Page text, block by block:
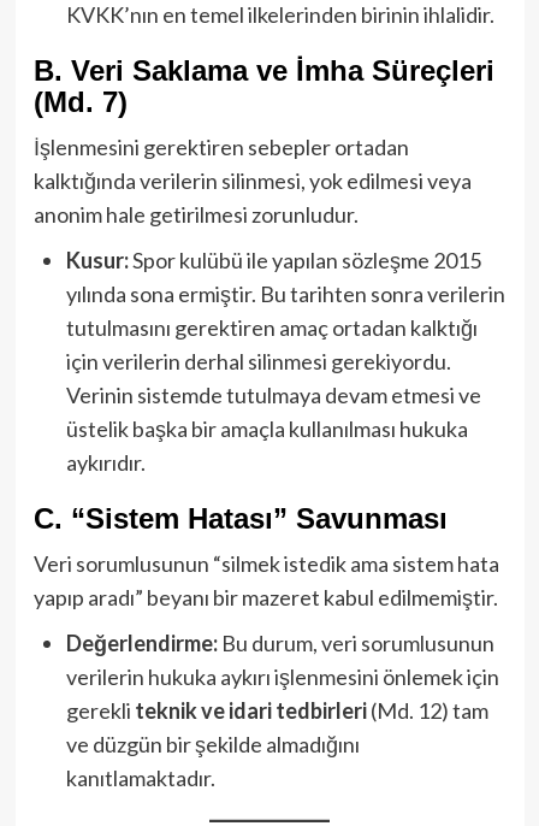
KVKK’nın en temel ilkelerinden birinin ihlalidir.
B. Veri Saklama ve İmha Süreçleri
(Md. 7)
İşlenmesini gerektiren sebepler ortadan
kalktığında verilerin silinmesi, yok edilmesi veya
anonim hale getirilmesi zorunludur.
Kusur:Spor kulübü ile yapılan sözleşme 2015
yılında sona ermiştir. Bu tarihten sonra verilerin
tutulmasını gerektiren amaç ortadan kalktığı
için verilerin derhal silinmesi gerekiyordu.
Verinin sistemde tutulmaya devam etmesi ve
üstelik başka bir amaçla kullanılması hukuka
aykırıdır.
C. “Sistem Hatası” Savunması
Veri sorumlusunun “silmek istedik ama sistem hata
yapıp aradı” beyanı bir mazeret kabul edilmemiştir.
Değerlendirme:Bu durum, veri sorumlusunun
verilerin hukuka aykırı işlenmesini önlemek için
gerekli teknik ve idari tedbirleri(Md. 12) tam
ve düzgün bir şekilde almadığını
kanıtlamaktadır.